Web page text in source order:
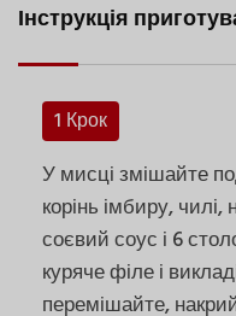
Інструкція
1 Крок
У мисці змішайте
корінь імбиру,
соєвий соус і 6
куряче філе і
перемішайте,